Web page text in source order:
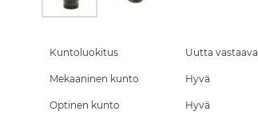
the
images
Kuntoluokitus Uutta vastaava
Mekaaninen kunto Hyvä
Optinen kunto Hyvä